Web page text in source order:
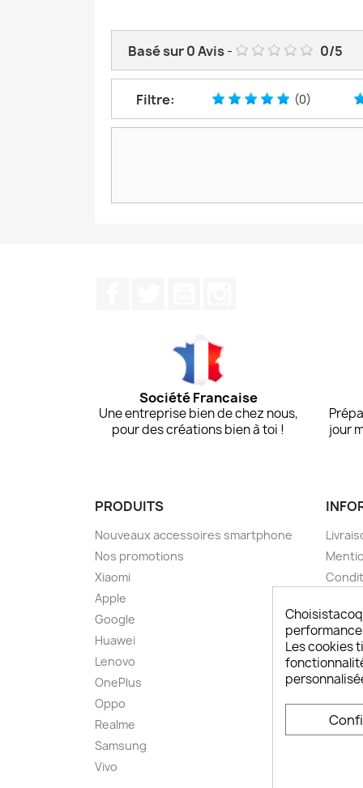
Basé sur0Avis- 0/5
Filtre: (0)
Société Francaise
Une entreprise bien de chez nous,
pour des créations bien à toi !
jour
PRODUITS
Nouveaux accessoires smartphone
Nos promotions
Xiaomi
Apple
Google
Huawei
Lenovo
OnePlus
Oppo
Realme
Samsung
Vivo
FAQ
Les cookies